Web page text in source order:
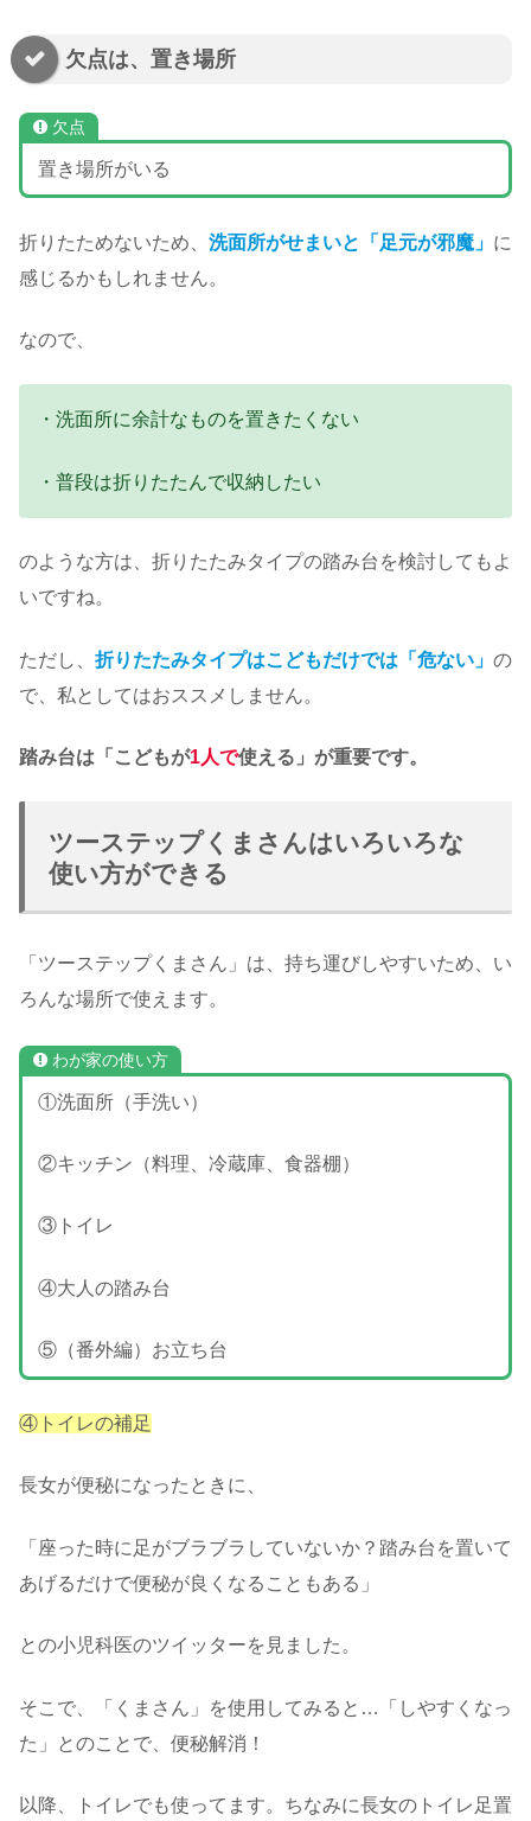
欠点は、置き場所
欠点
置き場所がいる
折りたためないため、 洗面所がせまいと「足元が邪魔」 に
感じるかもしれません。
なので、
・洗面所に余計なものを置きたくない
・普段は折りたたんで収納したい
のような方は、折りたたみタイプの踏み台を検討してもよ
いですね。
ただし、 折りたたみタイプはこどもだけでは「危ない」 の
で、私としてはおススメしません。
踏み台は「こどもが1人で使える」が重要です。
ツーステップくまさんはいろいろな
使い方ができる
「ツーステップくまさん」は、持ち運びしやすいため、い
ろんな場所で使えます。
わが家の使い方
①洗面所（手洗い）
②キッチン（料理、冷蔵庫、食器棚）
③トイレ
④大人の踏み台
⑤（番外編）お立ち台
④トイレの補足
長女が便秘になったときに、
「座った時に足がブラブラしていないか？踏み台を置いて
あげるだけで便秘が良くなることもある」
との小児科医のツイッターを見ました。
そこで、「くまさん」を使用してみると…「しやすくなっ
た」とのことで、便秘解消！
以降、トイレでも使ってます。ちなみに長女のトイレ足置